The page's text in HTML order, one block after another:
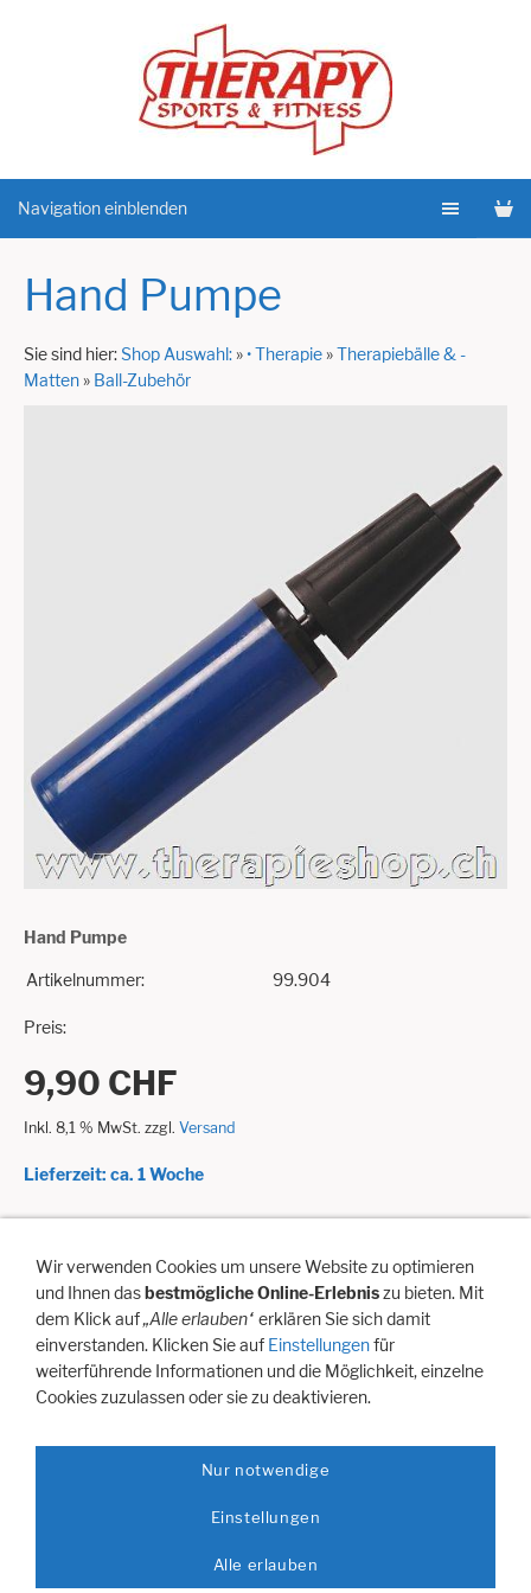
Navigation einblenden
Hand Pumpe
Sie sind hier:Shop Auswahl:»• Therapie»Therapiebälle & -
Matten» Ball-Zubehör
Hand Pumpe
Artikelnummer: 99.904
Preis:
9,90 CHF
Inkl. 8,1 % MwSt. zzgl. Versand
Lieferzeit: ca. 1 Woche
In den Warenkorb
Für später merken
Doppelhubpumpe bringt Luft beim ziehen und stossen.
VertreterbesuchNewsletter Anmeldung
DatenschutzAGBCookies
Wir verwenden Cookies um unsere Website zu optimieren
und Ihnen dasbestmögliche Online-Erlebniszu bieten. Mit
dem Klick auf„Alle erlauben“ erklären Sie sich damit
einverstanden. Klicken Sie auf Einstellungenfür
weiterführende Informationen und die Möglichkeit, einzelne
Cookies zuzulassen oder sie zu deaktivieren.
Nur notwendige
Einstellungen
Alle erlauben